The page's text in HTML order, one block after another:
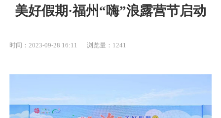
美好假期·福州“嗨”浪露营节启动
时间：2023-09-28 16:11 浏览量：1241